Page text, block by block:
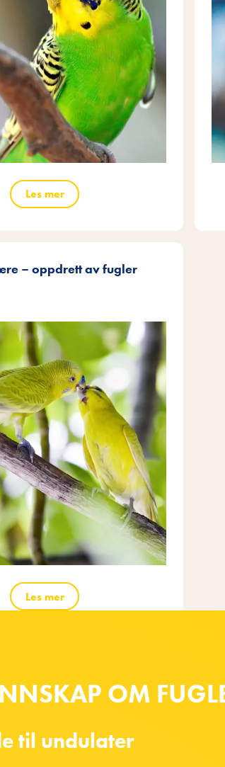
Les mer
– oppdrett av fugler
Les mer
OM
til undulater